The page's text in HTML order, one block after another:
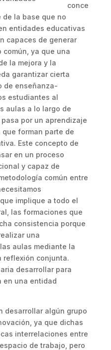
conce
de la base que no
entidades educativas
capaces de generar
ya que una
la mejora y la
garantizar cierta
de enseñanza-
estudiantes al
aulas a lo largo de
por un aprendizaje
forman parte de
Este concepto de
en un proceso
y capaz de
común entre
implique a todo el
las formaciones que
consistencia porque
una
aulas mediante la
reflexión conjunta.
desarrollar para
en una entidad
desarrollar algún grupo
ya que dichas
interrelaciones entre
de trabajo, pero